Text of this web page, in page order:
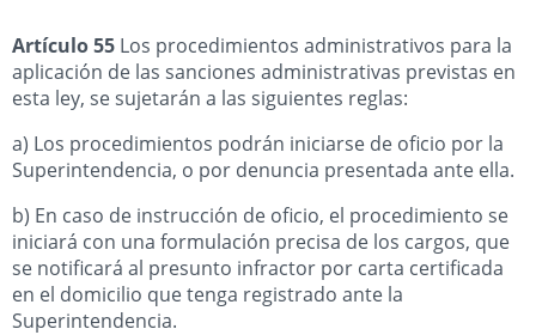
Artículo 55 Los procedimientos administrativos para la
aplicación de las sanciones administrativas previstas en
esta ley, se sujetarán a las siguientes reglas:
a) Los procedimientos podrán iniciarse de oficio por la
Superintendencia, o por denuncia presentada ante ella.
b) En caso de instrucción de oficio, el procedimiento se
iniciará con una formulación precisa de los cargos, que
se notificará al presunto infractor por carta certificada
en el domicilio que tenga registrado ante la
Superintendencia.